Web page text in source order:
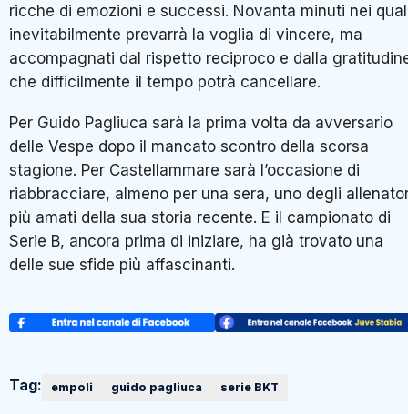
ricche di emozioni e successi. Novanta minuti nei
inevitabilmente prevarrà la voglia di vincere, ma
accompagnati dal rispetto reciproco e dalla
che difficilmente il tempo potrà cancellare.
Per Guido Pagliuca sarà la prima volta da avversario
delle Vespe dopo il mancato scontro della scorsa
stagione. Per Castellammare sarà l’occasione di
riabbracciare, almeno per una sera, uno degli
più amati della sua storia recente. E il campionato di
Serie B, ancora prima di iniziare, ha già trovato una
delle sue sfide più affascinanti.
Tag: empoli guido pagliuca serie BKT